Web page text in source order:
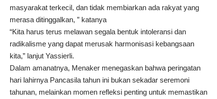
masyarakat terkecil, dan tidak membiarkan ada rakyat yang
merasa ditinggalkan, ” katanya
“Kita harus terus melawan segala bentuk intoleransi dan
radikalisme yang dapat merusak harmonisasi kebangsaan
kita,” lanjut Yassierli.
Dalam amanatnya, Menaker menegaskan bahwa peringatan
hari lahirnya Pancasila tahun ini bukan sekadar seremoni
tahunan, melainkan momen refleksi penting untuk memastikan